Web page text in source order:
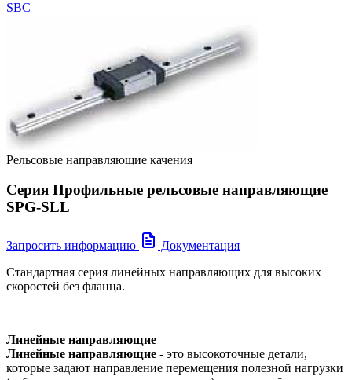
SBC
Рельсовые направляющие качения
Серия Профильные рельсовые направляющие
SPG-SLL
Запросить информацию
Документация
Стандартная серия линейных направляющих для высоких
скоростей без фланца.
Линейные направляющие
Линейные направляющие - это высокоточные детали,
которые задают направление перемещения полезной нагрузки